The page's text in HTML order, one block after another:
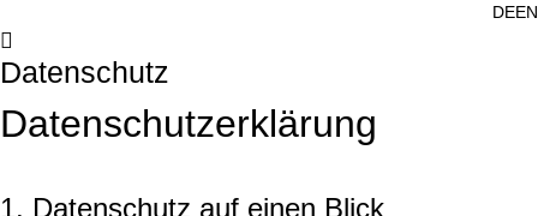
DEEN
Datenschutz
Datenschutz­erklärung
1. Datenschutz auf einen Blick